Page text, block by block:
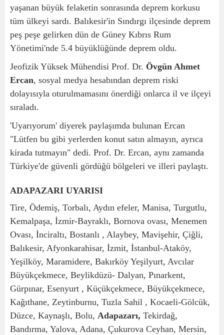
yaşanan büyük felaketin sonrasında deprem korkusu
tüm ülkeyi sardı. Balıkesir'in Sındırgı ilçesinde deprem
peş peşe gelirken dün de Güney Kıbrıs Rum
Yönetimi'nde 5.4 büyüklüğünde deprem oldu.
Jeofizik Yüksek Mühendisi Prof. Dr. Övgün Ahmet
Ercan, sosyal medya hesabından deprem riski
dolayısıyla oturulmamasını önerdiği onlarca il ve ilçeyi
sıraladı.
'Uyarıyorum' diyerek paylaşımda bulunan Ercan
"Lütfen bu gibi yerlerden konut satın almayın, ayrıca
kirada tutmayın" dedi. Prof. Dr. Ercan, aynı zamanda
Türkiye'de güvenli gördüğü bölgeleri ve illeri paylaştı.
ADAPAZARI UYARISI
Tire, Ödemiş, Torbalı, Aydın efeler, Manisa, Turgutlu,
Kemalpaşa, İzmir-Bayraklı, Bornova ovası, Menemen
Ovası, İnciraltı, Bostanlı , Alaybey, Mavişehir, Çiğli,
Balıkesir, Afyonkarahisar, İzmit, İstanbul-Ataköy,
Yeşilköy, Maramidere, Bakırköy Yeşilyurt, Avcılar
Büyükçekmece, Beylikdüzü- Dalyan, Pınarkent,
Gürpınar, Esenyurt , Küçükçekmece, Büyükçekmece,
Kağıthane, Zeytinburnu, Tuzla Sahil , Kocaeli-Gölcük,
Düzce, Kaynaşlı, Bolu, Adapazarı, Tekirdağ,
Bandırma, Yalova, Adana, Çukurova Ceyhan, Mersin,